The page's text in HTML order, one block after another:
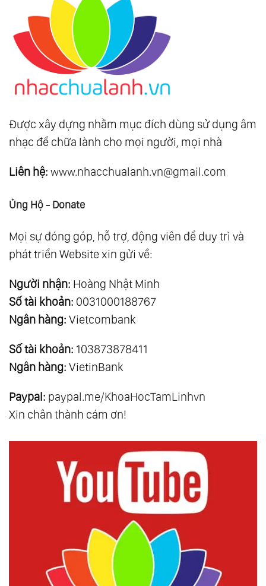
Được xây dựng nhằm mục đích dùng sử dụng âm
nhạc để chữa lành cho mọi người, mọi nhà
Liên hệ: www.nhacchualanh.vn@gmail.com
Ủng Hộ - Donate
Mọi sự đóng góp, hỗ trợ, động viên để duy trì và
phát triển Website xin gửi về:
Người nhận: Hoàng Nhật Minh
Số tài khoản: 0031000188767
Ngân hàng: Vietcombank
Số tài khoản: 103873878411
Ngân hàng: VietinBank
Paypal: paypal.me/KhoaHocTamLinhvn
Xin chân thành cám ơn!